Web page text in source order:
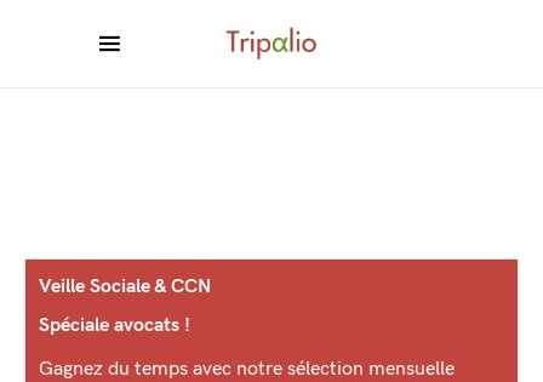
Veille Sociale & CCN
Spéciale avocats !
Gagnez du temps avec notre sélection mensuelle